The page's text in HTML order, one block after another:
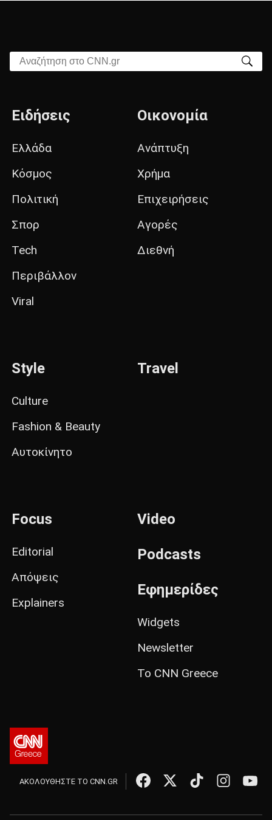
Αναζήτηση στο CNN.gr
Ειδήσεις
Ελλάδα
Κόσμος
Πολιτική
Σπορ
Tech
Περιβάλλον
Viral
Οικονομία
Ανάπτυξη
Χρήμα
Επιχειρήσεις
Αγορές
Διεθνή
Style
Culture
Fashion & Beauty
Αυτοκίνητο
Travel
Focus
Editorial
Απόψεις
Explainers
Video
Podcasts
Εφημερίδες
Widgets
Newsletter
Το CNN Greece
ΑΚΟΛΟΥΘΗΣΤΕ ΤΟ CNN.GR